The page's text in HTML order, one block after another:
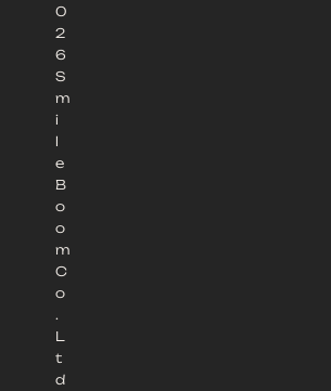
0
2
6
S
m
i
l
e
B
o
o
m
C
o
.
L
t
d